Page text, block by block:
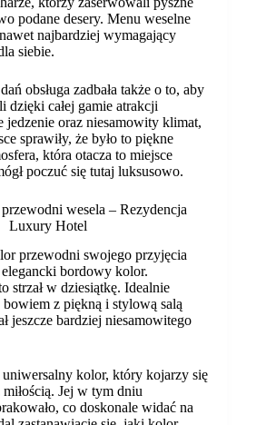
*
podane desery. Menu weselne
najbardziej wymagający
siebie.
obsługa zadbała także o to, aby
dzięki całej gamie atrakcji
jedzenie oraz niesamowity klimat,
sprawiły, że było to piękne
która otacza to miejsce
poczuć się tutaj luksusowo.
wesela – Rezydencja
Luxury Hotel
przewodni swojego przyjęcia
bordowy kolor.
strzał w dziesiątkę. Idealnie
bowiem z piękną i stylową salą
jeszcze bardziej niesamowitego
kolor, który kojarzy się
Jej w tym dniu
co doskonale widać na